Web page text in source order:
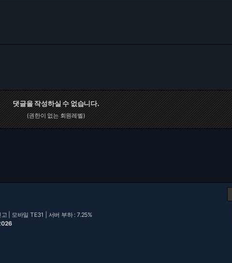
댓글을 작성하실 수 없습니다.
(권한이 없는 회원레벨)
고 모바일 TE31
| 서버 부하 : 7.25%